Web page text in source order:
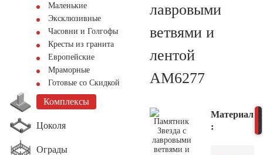
Маленькие
Эксклюзивные
Часовни и Голгофы
Кресты из гранита
Европейские
Мраморные
Готовые со Скидкой
Комплексы
Цоколя
Ограды
лавровыми
ветвями и
лентой
AM6277
Материал
: